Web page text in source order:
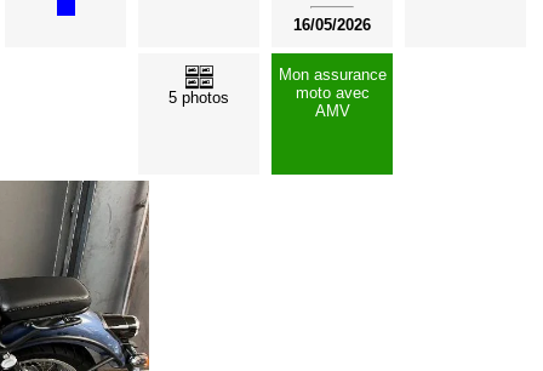
16/05/2026
5 photos
Mon assurance
moto avec
AMV